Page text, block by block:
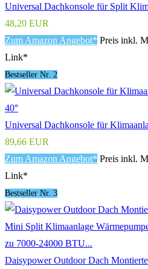
Universal Dachkonsole für Split
48,20 EUR
Zum Amazon Angebot* Preis inkl.
Link*
Bestseller Nr. 2
Universal Dachkonsole für
89,66 EUR
Zum Amazon Angebot* Preis inkl.
Link*
Bestseller Nr. 3
Daisypower Outdoor Dach